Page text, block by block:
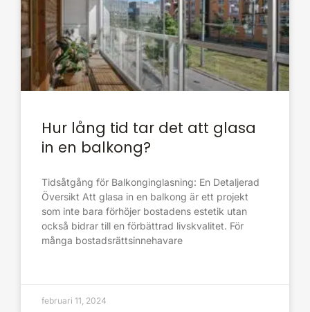
Hur lång tid tar det att glasa
in en balkong?
Tidsåtgång för Balkonginglasning: En Detaljerad
Översikt Att glasa in en balkong är ett projekt
som inte bara förhöjer bostadens estetik utan
också bidrar till en förbättrad livskvalitet. För
många bostadsrättsinnehavare
februari 11, 2024